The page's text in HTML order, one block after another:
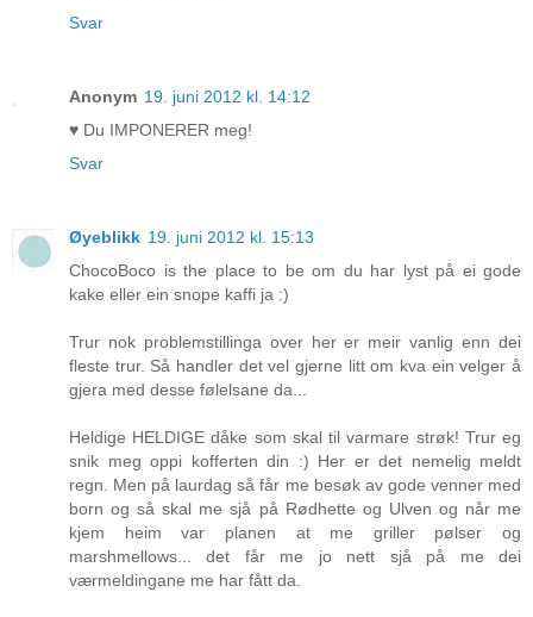
Svar
Anonym 19. juni 2012 kl. 14:12
♥ Du IMPONERER meg!
Svar
Øyeblikk 19. juni 2012 kl. 15:13
ChocoBoco is the place to be om du har lyst på ei gode
kake eller ein snope kaffi ja :)
Trur nok problemstillinga over her er meir vanlig enn dei
fleste trur. Så handler det vel gjerne litt om kva ein velger å
gjera med desse følelsane da...
Heldige HELDIGE dåke som skal til varmare strøk! Trur eg
snik meg oppi kofferten din :) Her er det nemelig meldt
regn. Men på laurdag så får me besøk av gode venner med
born og så skal me sjå på Rødhette og Ulven og når me
kjem heim var planen at me griller pølser og
marshmellows... det får me jo nett sjå på me dei
værmeldingane me har fått da.